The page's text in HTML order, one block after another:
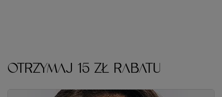
OTRZYMAJ 15 ZŁ RABATU